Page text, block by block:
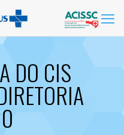
DO CIS